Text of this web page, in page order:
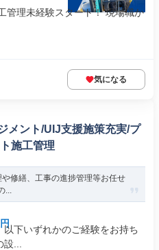
管理未経験スタート！ 現場職か
気になる
メント/UIJ支援施策充実/プ
施工管理
修繕、工事の進捗管理等お任せ
...
下いずれかのご経験をお持ち
...